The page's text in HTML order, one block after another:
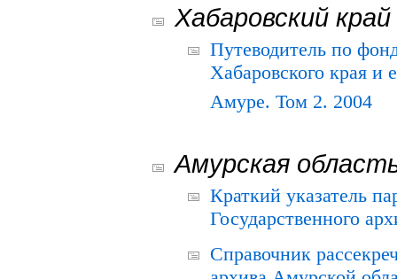
Хабаровский край
Путеводитель по
Хабаровского края и
Амуре. Том 2. 2004
Амурская
Краткий указатель
Государственного
Справочник